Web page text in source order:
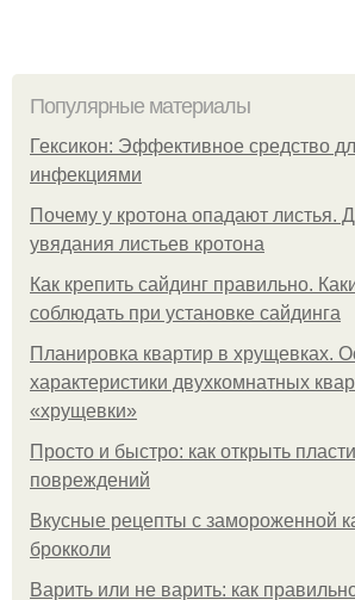
Популярные материалы
Гексикон: Эффективное средство
инфекциями
Почему у кротона опадают листья.
увядания листьев кротона
Как крепить сайдинг правильно.
соблюдать при установке сайдинга
Планировка квартир в хрущевках.
характеристики двухкомнатных
«хрущевки»
Просто и быстро: как открыть
повреждений
Вкусные рецепты с замороженной
брокколи
Варить или не варить: как